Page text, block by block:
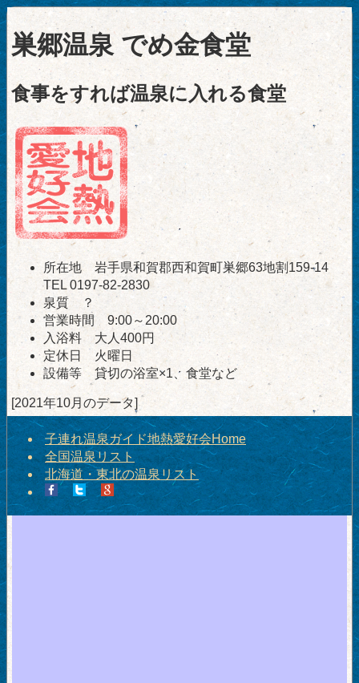
巣郷温泉 でめ金食堂
食事をすれば温泉に入れる食堂
所在地 岩手県和賀郡西和賀町巣郷63地割159-14
TEL 0197-82-2830
泉質 ？
営業時間 9:00～20:00
入浴料 大人400円
定休日 火曜日
設備等 貸切の浴室×1、食堂など
[2021年10月のデータ]
子連れ温泉ガイド地熱愛好会Home
全国温泉リスト
北海道・東北の温泉リスト